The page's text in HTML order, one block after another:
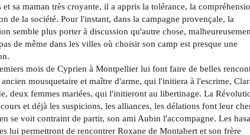
et sa maman très croyante, il a appris la tolérance, la
de la société. Pour l'instant, dans la campagne provençale, la
semble plus porter à discussion qu'autre chose,
de même dans les villes où choisir son camp est presque une
mois de Cyprien à Montpellier lui font faire de belles
mousquetaire et maître d'arme, qui l'initiera à l'escrime,
deux femmes mariées, qui l'initieront au libertinage. La
et déjà les suspicions, les alliances, les délations font leur
se voit contraint de partir, son ami Aubin l'accompagne. Les
lui permettront de rencontrer Roxane de Montabert et son frère